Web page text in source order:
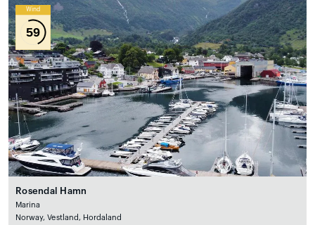
Wind
59
Rosendal Hamn
Marina
Norway, Vestland, Hordaland